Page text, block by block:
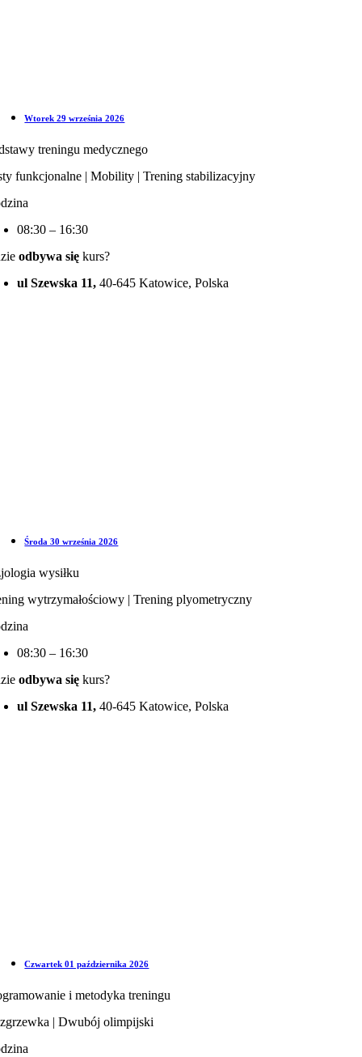
Wtorek 29 września 2026
treningu medycznego
funkcjonalne | Mobility | Trening stabilizacyjny
08:30 – 16:30
odbywa się kurs?
ul Szewska 11, 40-645 Katowice, Polska
Środa 30 września 2026
wysiłku
wytrzymałościowy | Trening plyometryczny
08:30 – 16:30
odbywa się kurs?
ul Szewska 11, 40-645 Katowice, Polska
Czwartek 01 października 2026
i metodyka treningu
| Dwubój olimpijski